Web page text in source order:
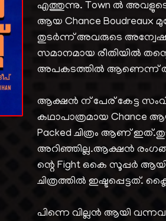
എത്തുന്നു. Town ൽ
ആയ Chance
തുടർന്ന് അവരുടെ
സമാനമായ രീതിയിൽ
അപകടത്തിൽ ആണെന്ന്
ആക്ഷൻ ന് പേര് കേട്ട
കഥാപാത്രമായ Chance
Packed ചിത്രം ആണ്
അറിഞ്ഞില്ല.ആക്ഷൻ
ന്റെ Fight ഒകെ സൂപ്പർ
ചിത്രത്തിൽ ഇഷ്ടപ്പെട്ടത്.
പിന്നെ വില്ലൻ ആയി